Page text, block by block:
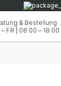
& Bestellung
– FR | 08:00 – 18:00